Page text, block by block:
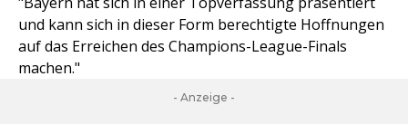
und kann sich in dieser Form berechtigte Hoffnungen
auf das Erreichen des Champions-League-Finals
machen."
- Anzeige -